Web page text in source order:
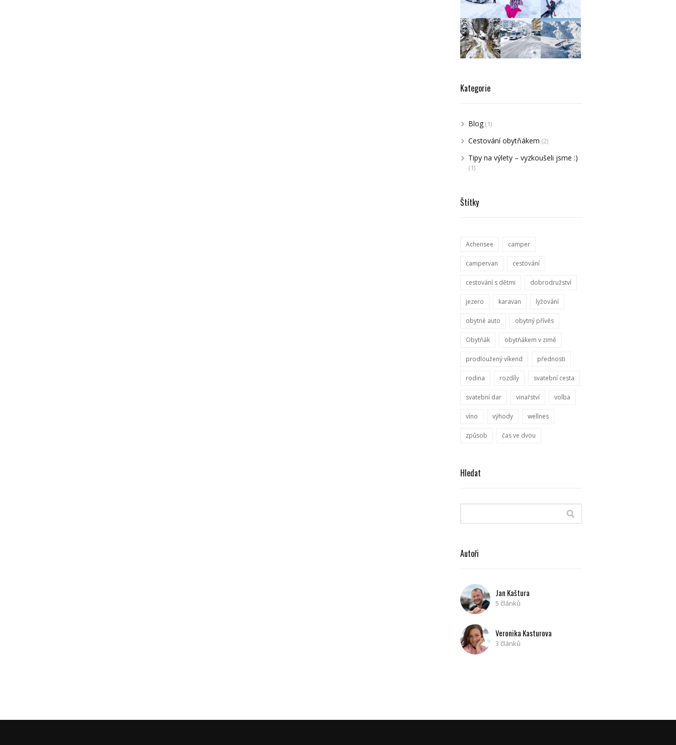
Kategorie
Blog(1)
Cestování obytňákem (2)
Tipy na výlety – vyzkoušeli jsme :)
(1)
Štítky
Achensee camper
campervan cestování
cestování s dětmi dobrodružství
jezero karavan lyžování
obytné auto obytný přívěs
Obytňák obytňákem v zimě
prodloužený víkend přednosti
rodina rozdíly svatební cesta
svatební dar vinařství volba
víno výhody wellnes
způsob čas ve dvou
Hledat
Autoři
Jan Kaštura
5 článků
Veronika Kasturova
3 článků